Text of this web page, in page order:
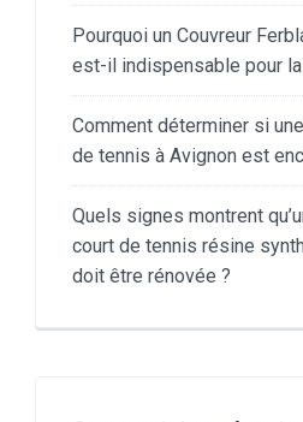
Pourquoi un Couvreur
est-il indispensable pour
Comment déterminer si
de tennis à Avignon est
Quels signes montrent
court de tennis résine
doit être rénovée ?